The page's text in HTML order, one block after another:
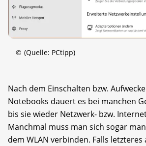
© (Quelle: PCtipp)
Nach dem Einschalten bzw.
Notebooks dauert es bei manchen
bis sie wieder Netzwerk- bzw.
Manchmal muss man sich sogar
dem WLAN verbinden. Falls